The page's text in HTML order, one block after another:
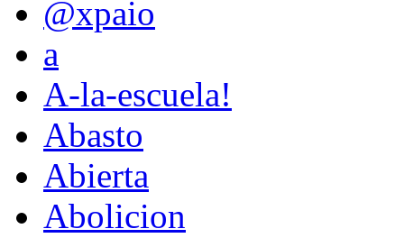
@xpaio
a
A-la-escuela!
Abasto
Abierta
Abolicion